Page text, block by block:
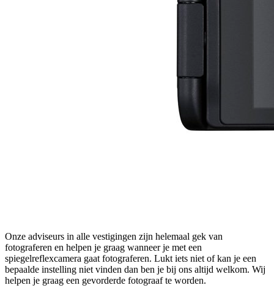
Onze adviseurs in alle vestigingen zijn helemaal gek van
fotograferen en helpen je graag wanneer je met een
spiegelreflexcamera gaat fotograferen. Lukt iets niet of kan je een
bepaalde instelling niet vinden dan ben je bij ons altijd welkom. Wij
helpen je graag een gevorderde fotograaf te worden.